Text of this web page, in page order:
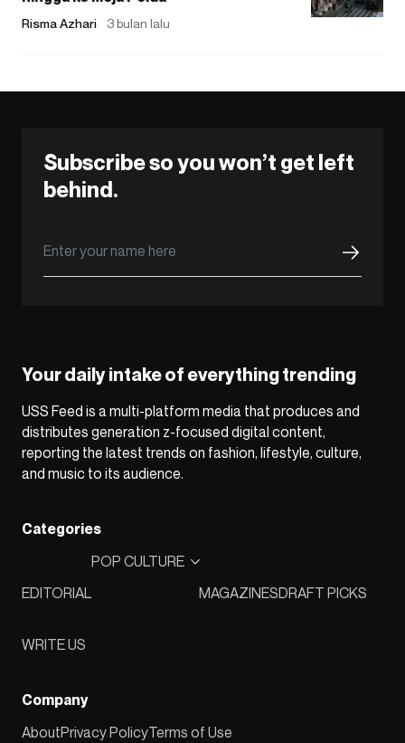
Risma Azhari 3 bulan lalu
Subscribe so you won’t get left
behind.
Your daily intake of everything trending
USS Feed is a multi-platform media that produces and
distributes generation z-focused digital content,
reporting the latest trends on fashion, lifestyle, culture,
and music to its audience.
Categories
EDITORIAL
POP CULTURE
MAGAZINESDRAFT PICKS
WRITE US
Company
AboutPrivacy PolicyTerms of Use